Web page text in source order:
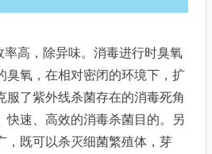
高，除异味。消毒进行时臭氧
臭氧，在相对密闭的环境下，扩
服了紫外线杀菌存在的消毒死角
快速、高效的消毒杀菌目的。另
，既可以杀灭细菌繁殖体，芽